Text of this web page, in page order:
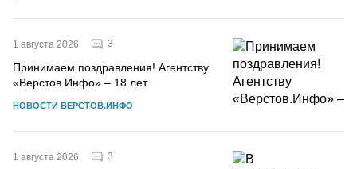
1 августа 2026 3
Принимаем поздравления! Агентству
«Верстов.Инфо» – 18 лет
НОВОСТИ ВЕРСТОВ.ИНФО
1 августа 2026 3